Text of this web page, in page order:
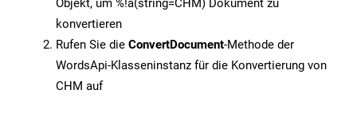
Objekt, um %!a(string=CHM) Dokument zu
konvertieren
Rufen Sie die ConvertDocument-Methode der
WordsApi-Klasseninstanz für die Konvertierung von
CHM auf